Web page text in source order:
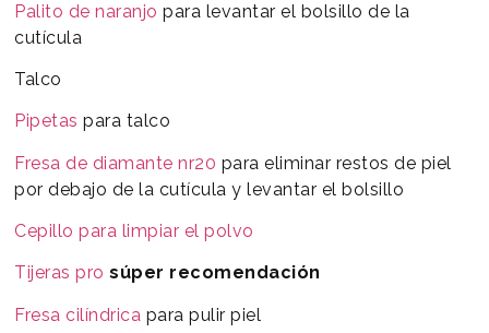
Palito de naranjo para levantar el bolsillo de la
cutícula
Talco
Pipetas para talco
Fresa de diamante nr20 para eliminar restos de piel
por debajo de la cutícula y levantar el bolsillo
Cepillo para limpiar el polvo
Tijeras pro súper recomendación
Fresa cilíndrica para pulir piel